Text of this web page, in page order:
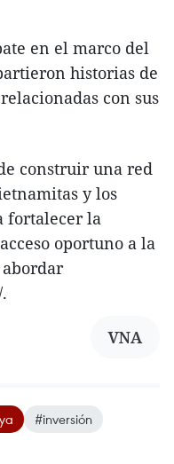
en el marco del
historias de
con sus
construir una red
y los
fortalecer la
oportuno a la
VNA
#inversión